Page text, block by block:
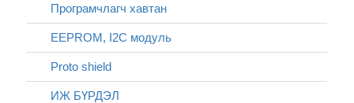
Програмчлагч хавтан
EEPROM, I2C модуль
Proto shield
ИЖ БҮРДЭЛ